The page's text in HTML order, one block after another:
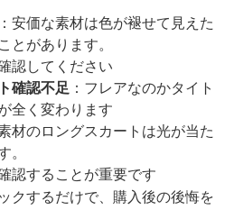
：安価な素材は色が褪せて見えた
とがあります。
認してください
確認不足 ：フレアなのかタイト
全く変わります
材のロングスカートは光が当た
認することが重要です
クするだけで、購入後の後悔を